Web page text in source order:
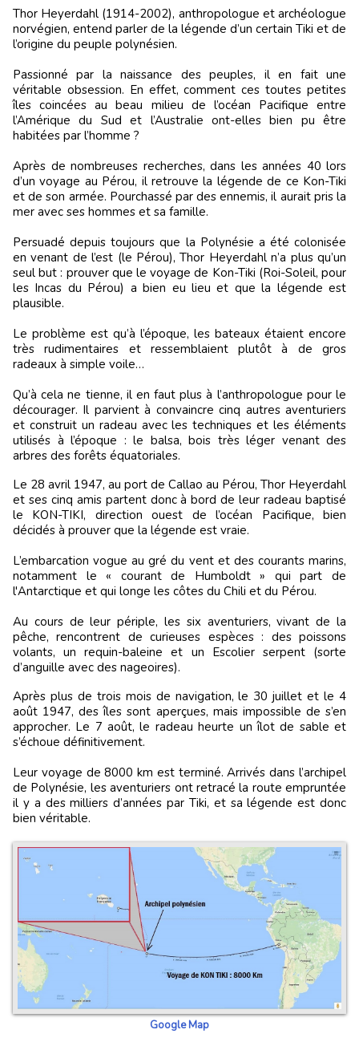
Thor Heyerdahl (1914-2002), anthropologue et archéologue
norvégien, entend parler de la légende d’un certain Tiki et de
l’origine du peuple polynésien.
Passionné par la naissance des peuples, il en fait une
véritable obsession. En effet, comment ces toutes petites
îles coincées au beau milieu de l’océan Pacifique entre
l’Amérique du Sud et l’Australie ont-elles bien pu être
habitées par l’homme ?
Après de nombreuses recherches, dans les années 40 lors
d’un voyage au Pérou, il retrouve la légende de ce Kon-Tiki
et de son armée. Pourchassé par des ennemis, il aurait pris la
mer avec ses hommes et sa famille.
Persuadé depuis toujours que la Polynésie a été colonisée
en venant de l’est (le Pérou), Thor Heyerdahl n’a plus qu’un
seul but : prouver que le voyage de Kon-Tiki (Roi-Soleil, pour
les Incas du Pérou) a bien eu lieu et que la légende est
plausible.
Le problème est qu’à l’époque, les bateaux étaient encore
très rudimentaires et ressemblaient plutôt à de gros
radeaux à simple voile…
Qu’à cela ne tienne, il en faut plus à l’anthropologue pour le
décourager. Il parvient à convaincre cinq autres aventuriers
et construit un radeau avec les techniques et les éléments
utilisés à l’époque : le balsa, bois très léger venant des
arbres des forêts équatoriales.
Le 28 avril 1947, au port de Callao au Pérou, Thor Heyerdahl
et ses cinq amis partent donc à bord de leur radeau baptisé
le KON-TIKI, direction ouest de l’océan Pacifique, bien
décidés à prouver que la légende est vraie.
L’embarcation vogue au gré du vent et des courants marins,
notamment le « courant de Humboldt » qui part de
l'Antarctique et qui longe les côtes du Chili et du Pérou.
Au cours de leur périple, les six aventuriers, vivant de la
pêche, rencontrent de curieuses espèces : des poissons
volants, un requin-baleine et un Escolier serpent (sorte
d’anguille avec des nageoires).
Après plus de trois mois de navigation, le 30 juillet et le 4
août 1947, des îles sont aperçues, mais impossible de s’en
approcher. Le 7 août, le radeau heurte un îlot de sable et
s’échoue définitivement.
Leur voyage de 8000 km est terminé. Arrivés dans l’archipel
de Polynésie, les aventuriers ont retracé la route empruntée
il y a des milliers d’années par Tiki, et sa légende est donc
bien véritable.
Google Map